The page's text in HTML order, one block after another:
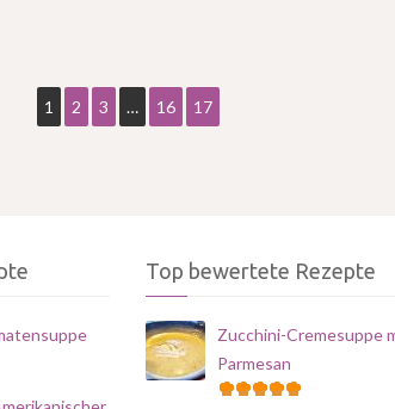
1 2 3 … 16 17
Top bewertete Rezepte
Zucchini-Cremesuppe
Parmesan